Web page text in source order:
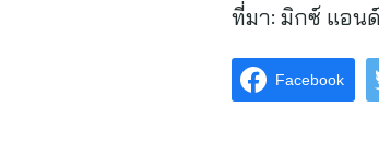
ที่มา: มิกซ์ แอน
Facebook